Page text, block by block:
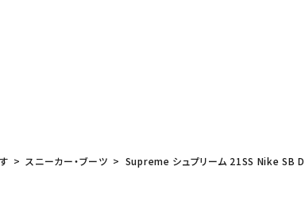
スニーカー・ブーツ Supreme シュプリーム 21SS Nike SB